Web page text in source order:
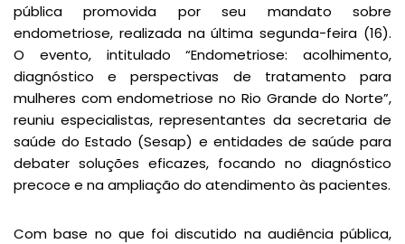
pública promovida por seu mandato sobre
endometriose, realizada na última segunda-feira (16).
O evento, intitulado “Endometriose: acolhimento,
diagnóstico e perspectivas de tratamento para
mulheres com endometriose no Rio Grande do Norte”,
reuniu especialistas, representantes da secretaria de
saúde do Estado (Sesap) e entidades de saúde para
debater soluções eficazes, focando no diagnóstico
precoce e na ampliação do atendimento às pacientes.
Com base no que foi discutido na audiência pública,